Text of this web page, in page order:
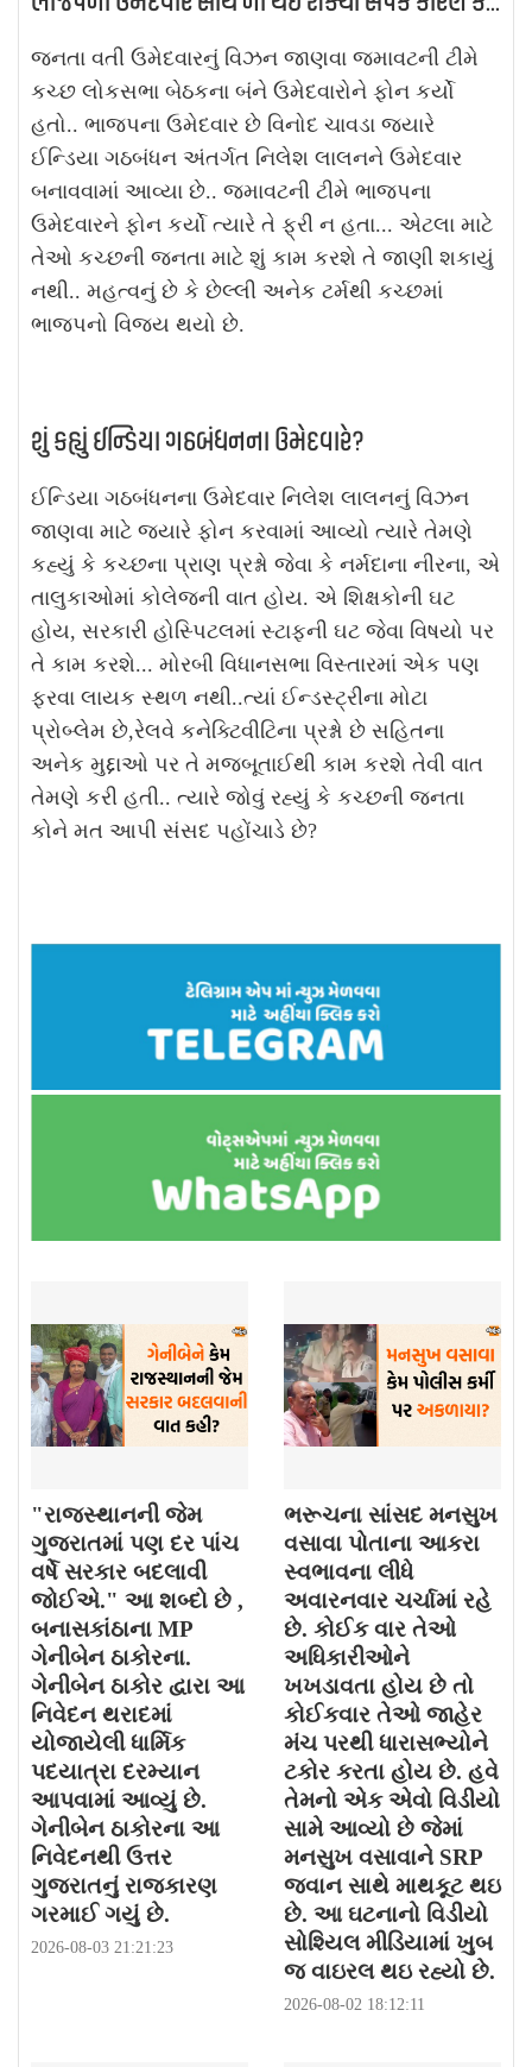
જનતા વતી ઉમેદવારનું વિઝન જાણવા જમાવટની ટીમે
કચ્છ લોકસભા બેઠકના બંને ઉમેદવારોને ફોન કર્યો
હતો.. ભાજપના ઉમેદવાર છે વિનોદ ચાવડા જ્યારે
ઈન્ડિયા ગઠબંધન અંતર્ગત નિલેશ લાલનને ઉમેદવાર
બનાવવામાં આવ્યા છે.. જમાવટની ટીમે ભાજપના
ઉમેદવારને ફોન કર્યો ત્યારે તે ફ્રી ન હતા... એટલા માટે
તેઓ કચ્છની જનતા માટે શું કામ કરશે તે જાણી શકાયું
નથી.. મહત્વનું છે કે છેલ્લી અનેક ટર્મથી કચ્છમાં
ભાજપનો વિજય થયો છે.
શું કહ્યું ઈન્ડિયા ગઠબંધનના ઉમેદવારે?
ઈન્ડિયા ગઠબંધનના ઉમેદવાર નિલેશ લાલનનું વિઝન
જાણવા માટે જ્યારે ફોન કરવામાં આવ્યો ત્યારે તેમણે
કહ્યું કે કચ્છના પ્રાણ પ્રશ્નો જેવા કે નર્મદાના નીરના, એ
તાલુકાઓમાં કોલેજની વાત હોય. એ શિક્ષકોની ઘટ
હોય, સરકારી હોસ્પિટલમાં સ્ટાફની ઘટ જેવા વિષયો પર
તે કામ કરશે... મોરબી વિધાનસભા વિસ્તારમાં એક પણ
ફરવા લાયક સ્થળ નથી..ત્યાં ઈન્ડસ્ટ્રીના મોટા
પ્રોબ્લેમ છે,રેલવે કનેક્ટિવીટિના પ્રશ્નો છે સહિતના
અનેક મુદ્દાઓ પર તે મજબૂતાઈથી કામ કરશે તેવી વાત
તેમણે કરી હતી.. ત્યારે જોવું રહ્યું કે કચ્છની જનતા
કોને મત આપી સંસદ પહોંચાડે છે?
"રાજસ્થાનની જેમ
ગુજરાતમાં પણ દર પાંચ
વર્ષે સરકાર બદલાવી
જોઈએ." આ શબ્દો છે ,
બનાસકાંઠાના MP
ગેનીબેન ઠાકોરના.
ગેનીબેન ઠાકોર દ્વારા આ
નિવેદન થરાદમાં
યોજાયેલી ધાર્મિક
પદયાત્રા દરમ્યાન
આપવામાં આવ્યું છે.
ગેનીબેન ઠાકોરના આ
નિવેદનથી ઉત્તર
ગુજરાતનું રાજકારણ
ગરમાઈ ગયું છે.
2026-08-03 21:21:23
ભરૂચના સાંસદ મનસુખ
વસાવા પોતાના આકરા
સ્વભાવના લીધે
અવારનવાર ચર્ચામાં રહે
છે. કોઈક વાર તેઓ
અધિકારીઓને
ખખડાવતા હોય છે તો
કોઈકવાર તેઓ જાહેર
મંચ પરથી ધારાસભ્યોને
ટકોર કરતા હોય છે. હવે
તેમનો એક એવો વિડીયો
સામે આવ્યો છે જેમાં
મનસુખ વસાવાને SRP
જવાન સાથે માથકૂટ થઇ
છે. આ ઘટનાનો વિડીયો
સોશ્યિલ મીડિયામાં ખુબ
જ વાઇરલ થઇ રહ્યો છે.
2026-08-02 18:12:11